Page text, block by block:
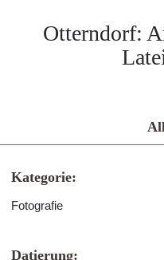
Otterndorf:
Kategorie:
Fotografie
Datierung: